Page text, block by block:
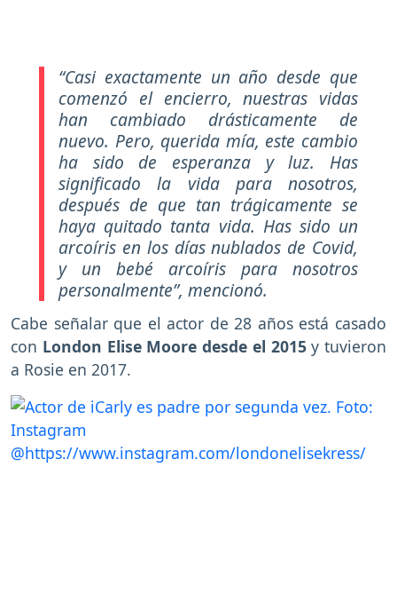
“Casi exactamente un año desde que
comenzó el encierro, nuestras vidas
han cambiado drásticamente de
nuevo. Pero, querida mía, este cambio
ha sido de esperanza y luz. Has
significado la vida para nosotros,
después de que tan trágicamente se
haya quitado tanta vida. Has sido un
arcoíris en los días nublados de Covid,
y un bebé arcoíris para nosotros
personalmente”, mencionó.
Cabe señalar que el actor de 28 años está casado
con London Elise Moore desde el 2015y tuvieron
a Rosie en 2017.